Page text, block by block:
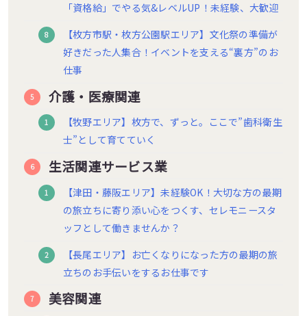
「資格給」でやる気&レベルUP！未経験、大歓迎
【枚方市駅・枚方公園駅エリア】文化祭の準備が
好きだった人集合！イベントを支える“裏方”のお
仕事
介護・医療関連
【牧野エリア】枚方で、ずっと。ここで”歯科衛生
士”として育てていく
生活関連サービス業
【津田・藤阪エリア】未経験OK！大切な方の最期
の旅立ちに寄り添い心をつくす、セレモニースタ
ッフとして働きませんか？
【長尾エリア】お亡くなりになった方の最期の旅
立ちのお手伝いをするお仕事です
美容関連